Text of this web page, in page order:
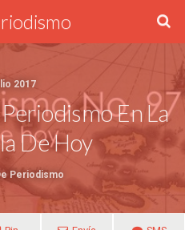
2017
En La
De Hoy
Periodismo